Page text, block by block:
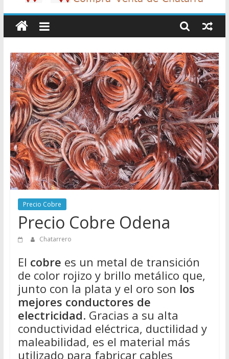
Chatarreros
–
Precio
de
Chatarra
Directorio
de
Chatarreros
para
vender
Chatarra
Precio Cobre
Precio Cobre Odena
Chatarrero
El cobre es un metal de transición
de color rojizo y brillo metálico que,
junto con la plata y el oro son los
mejores conductores de
electricidad. Gracias a su alta
conductividad eléctrica, ductilidad y
maleabilidad, es el material más
utilizado para fabricar cables